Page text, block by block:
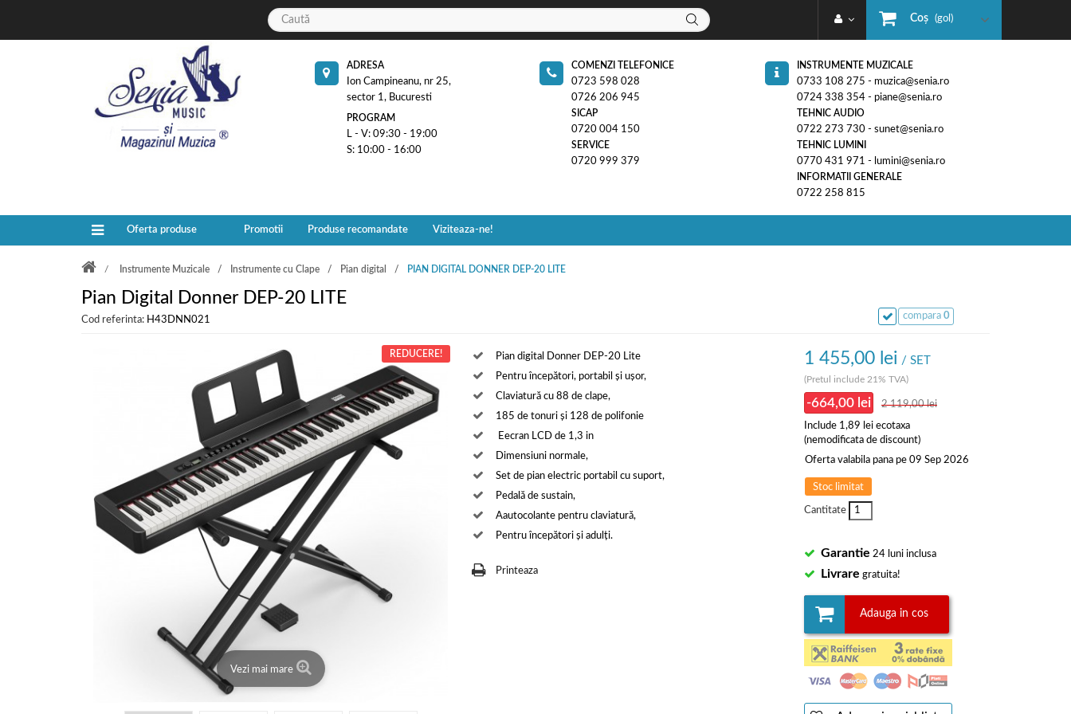
Coş (gol)
INSTRUMENTE MUZICALE
0733 108 275 - muzica@senia.ro
0724 338 354 - piane@senia.ro
TEHNIC AUDIO
0722 273 730 - sunet@senia.ro
TEHNIC LUMINI
0770 431 971 - lumini@senia.ro
INFORMATII GENERALE
0722 258 815
COMENZI TELEFONICE
0723 598 028
0726 206 945
SICAP
0720 004 150
SERVICE
0720 999 379
ADRESA
Ion Campineanu, nr 25,
sector 1, Bucuresti
PROGRAM
L - V: 09:30 - 19:00
S: 10:00 - 16:00
Oferta produse Promotii Produse recomandate Viziteaza-ne!
Instrumente Muzicale Instrumente cu Clape Pian digital PIAN DIGITAL DONNER DEP-20 LITE
Pian Digital Donner DEP-20 LITE
Cod referinta: H43DNN021 compara 0
REDUCERE!
Vezi mai mare
Pian digital Donner DEP-20 Lite
Pentru începători, portabil și ușor,
Claviatură cu 88 de clape,
185 de tonuri și 128 de polifonie
Eecran LCD de 1,3 in
Dimensiuni normale,
Set de pian electric portabil cu suport,
Pedală de sustain,
Aautocolante pentru claviatură,
Pentru începători și adulți.
Printeaza
1 455,00 lei / SET
(Pretul include 21% TVA)
-664,00 lei 2 119,00 lei
Include 1,89 leiecotaxa
(nemodificata de discount)
Oferta valabila pana pe 09 Sep 2026
Stoc limitat
Cantitate
Garantie 24 luni inclusa
Livrare gratuita!
Adauga in cos